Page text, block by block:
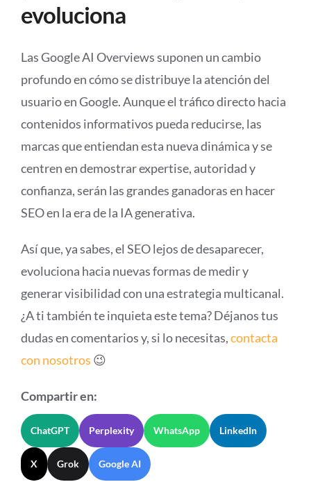
evoluciona
Las Google AI Overviews suponen un cambio
profundo en cómo se distribuye la atención del
usuario en Google. Aunque el tráfico directo hacia
contenidos informativos pueda reducirse, las
marcas que entiendan esta nueva dinámica y se
centren en demostrar expertise, autoridad y
confianza, serán las grandes ganadoras en hacer
SEO en la era de la IA generativa.
Así que, ya sabes, el SEO lejos de desaparecer,
evoluciona hacia nuevas formas de medir y
generar visibilidad con una estrategia multicanal.
¿A ti también te inquieta este tema? Déjanos tus
dudas en comentarios y, si lo necesitas,contacta
con nosotros 😉
Compartir en:
ChatGPT Perplexity WhatsApp LinkedIn
X Grok Google AI